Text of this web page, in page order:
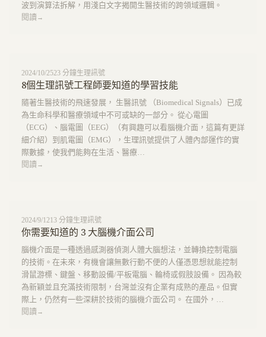
波到演算法拆解，用淺白文字揭開生醫技術的跨領域邏輯。
閱讀 →
2024/10/2523 分鐘生理訊號
8個生理訊號工程師要知道的學習技能
隨著生醫技術的飛速發展， 生醫訊號 （Biomedical Signals）已成
為生命科學和醫療領域中不可或缺的一部分。 從心電圖
（ECG）、腦電圖（EEG）（有興趣可以看腦機介面，這篇有更詳
細介紹）到肌電圖（EMG），生理訊號提供了人體內部運作的實
際數據，使我們能夠在生活、醫療…
閱讀 →
2024/9/1213 分鐘生理訊號
你需要知道的 3 大腦機介面公司
腦機介面是一種透過感測器偵測人體大腦想法，並轉換控制電腦
的技術。在未來，有機會讓無數行動不便的人僅憑思想就能控制
滑鼠游標、鍵盤、移動設備/平板電腦、輪椅或假肢設備。 因為較
為新穎並且充滿技術限制，台灣並沒有企業有成熟的產品。但實
際上，仍然有一些深耕於技術的腦機介面公司。 在國外，…
閱讀 →